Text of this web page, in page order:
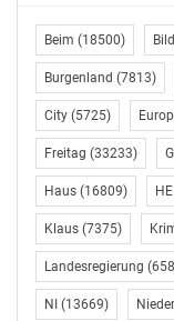
Formafantasma
Objekte von der
europäischen bis
besonderes
umfassender
Mamlukenteppich
der Region des
Glanzstück der
Nicht
einmal die
Beim (18500) Bild
Burgenland (7813)
City (5725)
Freitag (33233)
Haus (16809) HE
Klaus (7375)
Landesregierung
NI (13669)